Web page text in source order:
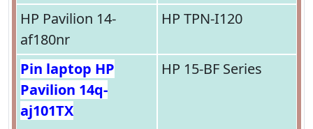
HP Pavilion 14-
af180nr
HP TPN-I120
Pin laptop HP
Pavilion 14q-
aj101TX
HP 15-BF Series